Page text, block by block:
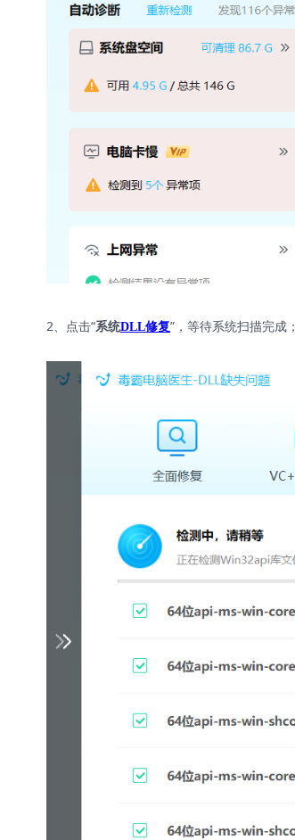
2、点击“系统DLL修复”，等待系统扫描完成；